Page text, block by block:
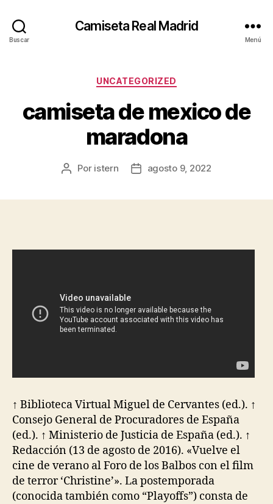
Buscar
Camiseta Real Madrid
Menú
Categorías
UNCATEGORIZED
camiseta de mexico de
maradona
Autor
Por istern
Fechaagosto 9, 2022
↑ Biblioteca Virtual Miguel de Cervantes (ed.). ↑
Consejo General de Procuradores de España
(ed.). ↑ Ministerio de Justicia de España (ed.). ↑
Redacción (13 de agosto de 2016). «Vuelve el
cine de verano al Foro de los Balbos con el film
de terror ‘Christine’». La postemporada
(conocida también como “Playoffs”) consta de